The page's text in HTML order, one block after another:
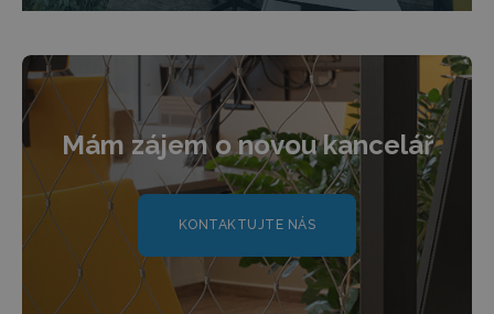
Mám zájem o novou kancelář
KONTAKTUJTE NÁS